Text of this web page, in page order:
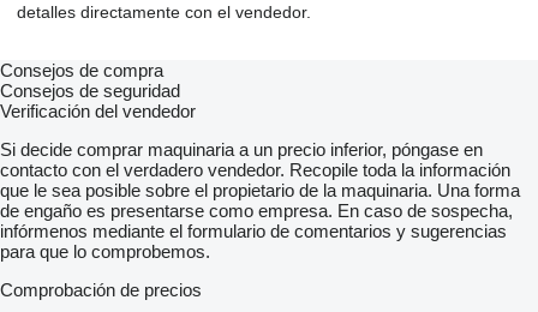
detalles directamente con el vendedor.
Consejos de compra
Consejos de seguridad
Verificación del vendedor
Si decide comprar maquinaria a un precio inferior, póngase en
contacto con el verdadero vendedor. Recopile toda la información
que le sea posible sobre el propietario de la maquinaria. Una forma
de engaño es presentarse como empresa. En caso de sospecha,
infórmenos mediante el formulario de comentarios y sugerencias
para que lo comprobemos.
Comprobación de precios